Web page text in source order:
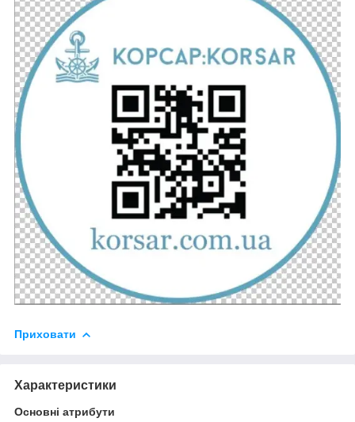
Приховати
Характеристики
Основні атрибути